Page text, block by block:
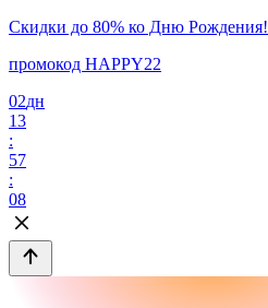
Скидки до 80% ко Дню Рождения!
промокод HAPPY22
02дн
13
:
57
:
08